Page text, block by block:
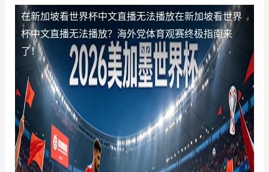
在新加坡看世界杯中文直播无法播放在新加坡看世界
杯中文直播无法播放？海外党体育观赛终极指南来
了！